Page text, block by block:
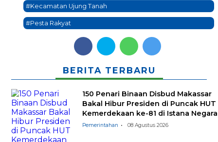
#Kecamatan Ujung Tanah
#Pesta Rakyat
BERITA TERBARU
150 Penari Binaan Disbud Makassar
Bakal Hibur Presiden di Puncak HUT
Kemerdekaan ke-81 di Istana Negara
Pemerintahan 08 Agustus 2026